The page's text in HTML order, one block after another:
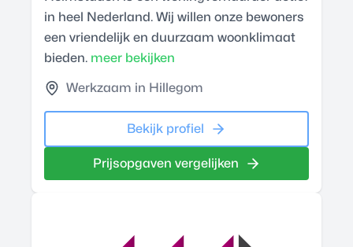
in heel Nederland. Wij willen onze bewoners
een vriendelijk en duurzaam woonklimaat
bieden. meer bekijken
Werkzaam in Hillegom
Bekijk profiel
Prijsopgaven vergelijken